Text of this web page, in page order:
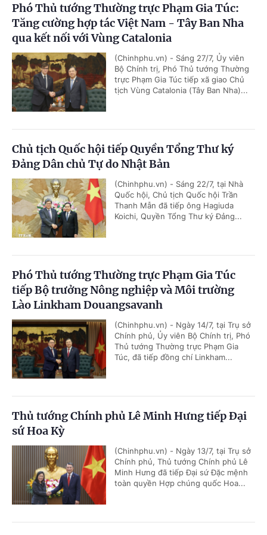
Phó Thủ tướng Thường trực Phạm Gia Túc:
Tăng cường hợp tác Việt Nam - Tây Ban Nha
qua kết nối với Vùng Catalonia
(Chinhphu.vn) - Sáng 27/7, Ủy viên
Bộ Chính trị, Phó Thủ tướng Thường
trực Phạm Gia Túc tiếp xã giao Chủ
tịch Vùng Catalonia (Tây Ban Nha)...
Chủ tịch Quốc hội tiếp Quyền Tổng Thư ký
Đảng Dân chủ Tự do Nhật Bản
(Chinhphu.vn) - Sáng 22/7, tại Nhà
Quốc hội, Chủ tịch Quốc hội Trần
Thanh Mẫn đã tiếp ông Hagiuda
Koichi, Quyền Tổng Thư ký Đảng...
Phó Thủ tướng Thường trực Phạm Gia Túc
tiếp Bộ trưởng Nông nghiệp và Môi trường
Lào Linkham Douangsavanh
(Chinhphu.vn) - Ngày 14/7, tại Trụ sở
Chính phủ, Ủy viên Bộ Chính trị, Phó
Thủ tướng Thường trực Phạm Gia
Túc, đã tiếp đồng chí Linkham...
Thủ tướng Chính phủ Lê Minh Hưng tiếp Đại
sứ Hoa Kỳ
(Chinhphu.vn) - Ngày 13/7, tại Trụ sở
Chính phủ, Thủ tướng Chính phủ Lê
Minh Hưng đã tiếp Đại sứ Đặc mệnh
toàn quyền Hợp chúng quốc Hoa...